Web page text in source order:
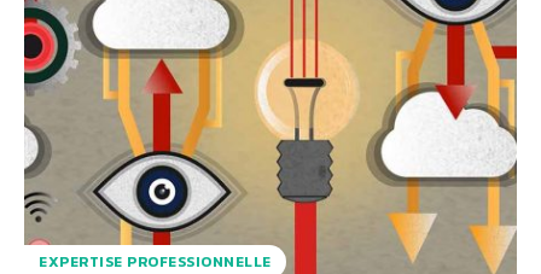
EXPERTISE PROFESSIONNELLE